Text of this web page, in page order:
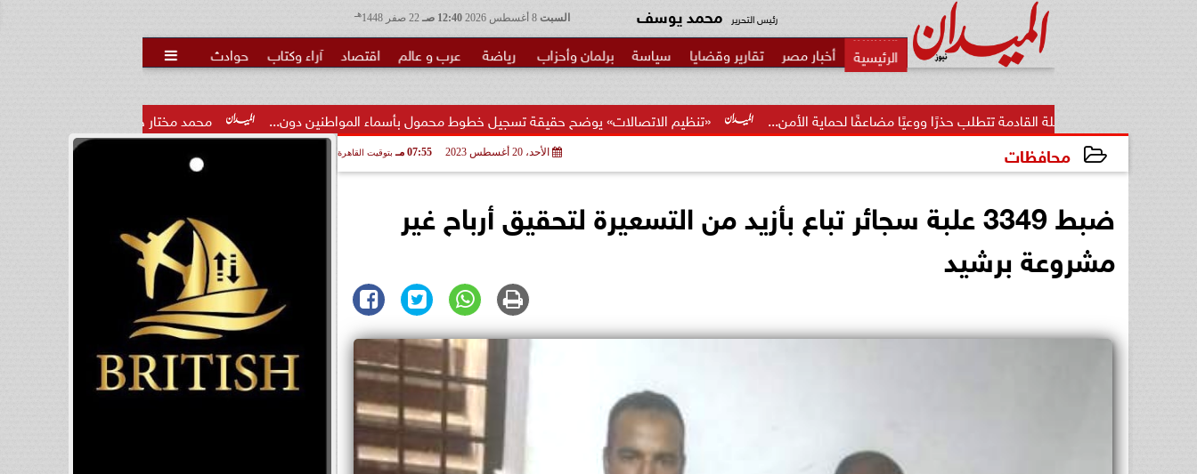
السبت 12:40 صـ هـ رئيس التحرير محمد يوسف
أخبار مصر تقارير وقضايا سياسة برلمان وأحزاب رياضة عرب و عالم اقتصاد آراء وكتاب حوادث 
محمد مختار جمعة: بدل البطالة يجب ألا يتحول لمنحة مدى... «تنظيم الاتصالات» يوضح حقيقة تسجيل خطوط محمول بأسماء المواطنين دون... القادمة تتطلب حذرًا ووعيًا مضاعفًا لحماية الأمن...
محافظات الأحد، 20 أغسطس 2023 07:55 مـ بتوقيت القاهرة
ضبط 3349 علبة سجائر تباع بأزيد من التسعيرة لتحقيق أرباح غير
مشروعة برشيد